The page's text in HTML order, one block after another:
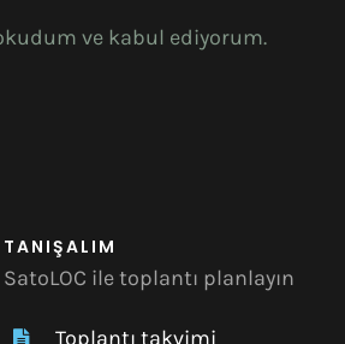
ve kabul ediyorum.
TANIŞALIM
SatoLOC ile toplantı planlayın
Toplantı takvimi